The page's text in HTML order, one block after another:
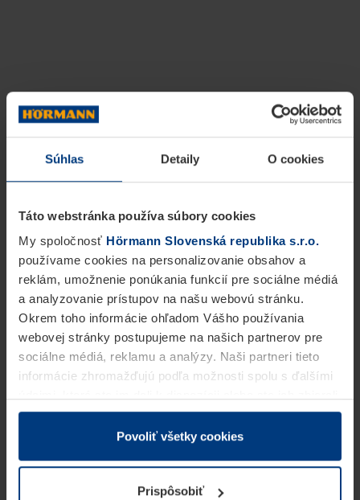
Súhlas Detaily O cookies
Táto webstránka používa súbory cookies
My spoločnosť Hörmann Slovenská republika s.r.o.
používame cookies na personalizovanie obsahov a
reklám, umožnenie ponúkania funkcií pre sociálne médiá
a analyzovanie prístupov na našu webovú stránku.
Okrem toho informácie ohľadom Vášho používania
webovej stránky postupujeme na našich partnerov pre
sociálne médiá, reklamu a analýzy. Naši partneri tieto
informácie zhromažďujú podľa možnosti spolu s ďalšími
v rámci Vášho využívania služieb.
Z právneho hľadiska môžeme cookies ukladať na Vašom
prevádzku tejto stránky. Pre všetky ostatné typy cookie
potrebujeme Vaše povolenie. Vaše povolenie môžete
Povoliť všetky cookies
Prispôsobiť